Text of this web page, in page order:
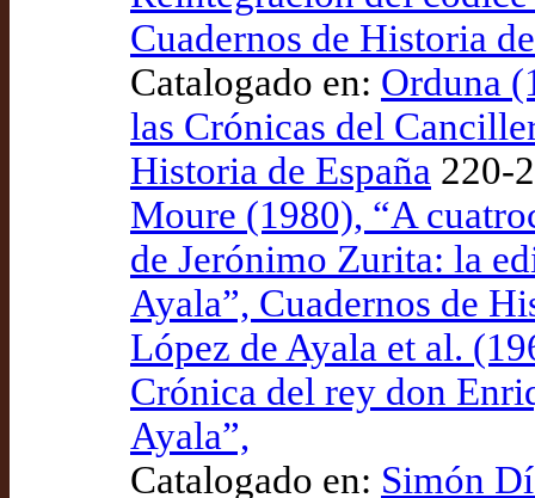
Cuadernos de Historia
Catalogado en: Orduna
las Crónicas del
Historia de España 220-
Moure (1980), “A
de Jerónimo Zurita: la
Ayala”, Cuadernos de
López de Ayala et al.
Crónica del rey don
Ayala”,
Catalogado en: Simón